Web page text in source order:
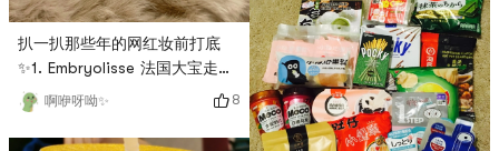
扒一扒那些年的网红妆前打底
✨1. Embryolisse 法国大宝走过
路过不要错过，干皮救星没错，
但混油表示秋冬干燥时也很好
用！只要量控制的好，好好定
啊咿呀呦✨ 8
换做香辣味，相信也会很棒棒～
# 亚米食谱 # # 亚米真的6 # #
今天也是yami的一天 # # 双十
一必囤 # # 即食美味 #